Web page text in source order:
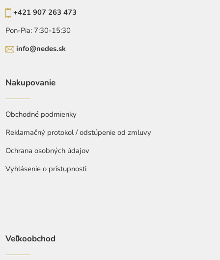
+421 907 263 473
Pon-Pia: 7:30-15:30
info@nedes.sk
Nakupovanie
Obchodné podmienky
Reklamačný protokol / odstúpenie od zmluvy
Ochrana osobných údajov
Vyhlásenie o prístupnosti
Veľkoobchod